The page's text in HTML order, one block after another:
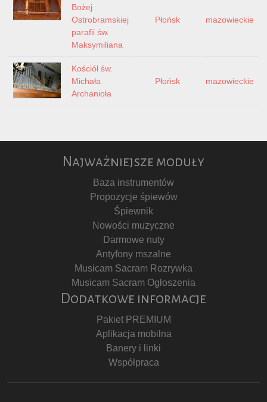
Bożej
Ostrobramskiej
parafii św.
Maksymiliana
Płońsk mazowieckie
Kościół św.
Michała
Archanioła
Płońsk mazowieckie
Najważniejsze moduły
Baza instrumentów
Propozycje śpiewów
Śpiewnik
Nowości muzyczne
Darmowe nuty
Antyfony mszalne
Musicam Sacram Rozrywka
Musicam Sacram Ogłoszenia
Dodatkowe informacje
Pakiet PREMIUM
Aplikacja mobilna
Banery i linki
Współpraca